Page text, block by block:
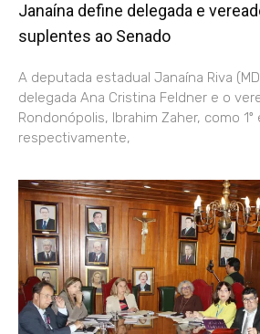
Janaína define delegada e
suplentes ao Senado
A deputada estadual Janaína Riva
delegada Ana Cristina Feldner e o
Rondonópolis, Ibrahim Zaher, como
respectivamente,